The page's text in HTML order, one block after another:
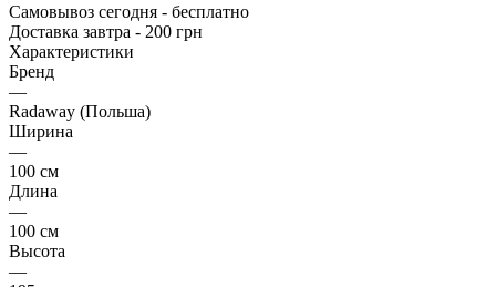
Самовывоз сегодня - бесплатно
Доставка завтра - 200 грн
Характеристики
Бренд
—
Radaway (Польша)
Ширина
—
100 см
Длина
—
100 см
Высота
—